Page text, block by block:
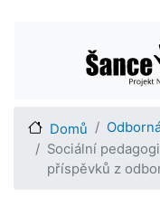
Main
Domů
Sociální
příspěvků z